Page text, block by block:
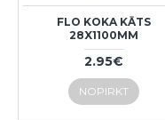
FLO KOKA KĀTS
28X1100MM
2.95€
NOPIRKT